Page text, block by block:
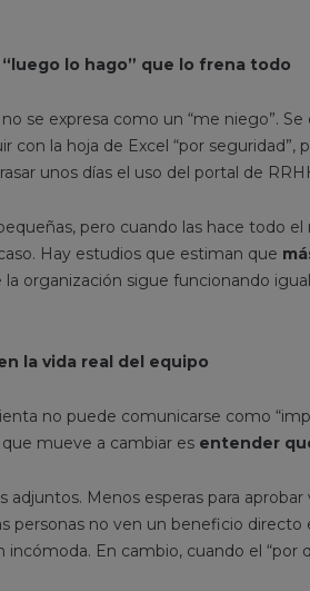
lo hago” que lo frena todo
se expresa como un “me niego”.
con la hoja de Excel “por
unos días el uso del portal de
pero cuando las hace todo
Hay estudios que estiman que
la organización sigue funcionando
la vida real del equipo
no puede comunicarse como
mueve a cambiar es entender
adjuntos. Menos esperas para
personas no ven un beneficio directo
En cambio, cuando el “por